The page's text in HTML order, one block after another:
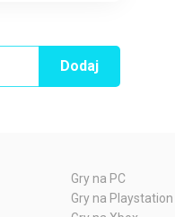
Dodaj
Gry na PC
Gry PC
Gry na Playstation